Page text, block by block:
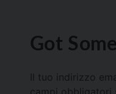
Got
Il tuo indirizzo
campi obbligatori